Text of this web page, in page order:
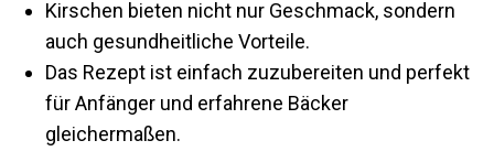
Kirschen bieten nicht nur Geschmack, sondern
auch gesundheitliche Vorteile.
Das Rezept ist einfach zuzubereiten und perfekt
für Anfänger und erfahrene Bäcker
gleichermaßen.